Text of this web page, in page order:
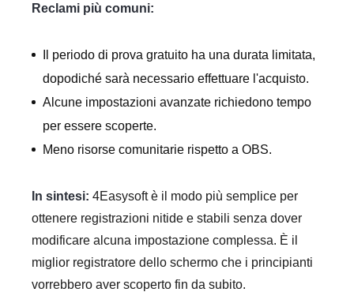
Reclami più comuni:
Il periodo di prova gratuito ha una durata limitata,
dopodiché sarà necessario effettuare l'acquisto.
Alcune impostazioni avanzate richiedono tempo
per essere scoperte.
Meno risorse comunitarie rispetto a OBS.
In sintesi: 4Easysoft è il modo più semplice per
ottenere registrazioni nitide e stabili senza dover
modificare alcuna impostazione complessa. È il
miglior registratore dello schermo che i principianti
vorrebbero aver scoperto fin da subito.